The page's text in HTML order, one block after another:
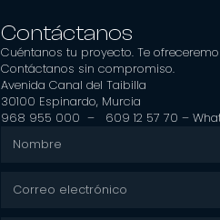
Contáctanos
Cuéntanos tu proyecto. Te
Contáctanos sin compromiso.
Avenida Canal del Taibilla
30100 Espinardo, Murcia
968 955 000 – 609 12 57 70 –